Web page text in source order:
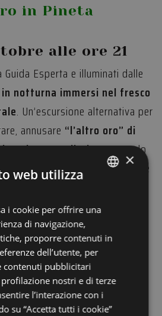
in Pineta
alle ore 21
Esperta e illuminati dalle
notturna immersi nel fresco
. Un’escursione alternativa per
annusare “l’altro oro” di
naturalistico.Non solo
di Ravenna è anche pinete
autunnali.
facciamo un brindisi
6 km
ENGLISH
FRENCH
×
web utilizza
i cookie per offrire una
di navigazione,
proporre contenuti in
dell’utente, per
contenuti pubblicitari
nostri e di terze
l’interazione con i
su “Accetta tutti i cookie”